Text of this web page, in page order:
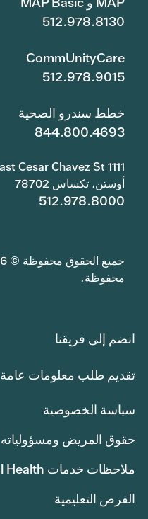
512.978.8130
CommUnityCare
512.978.9015
خطط سندرو الصحية
844.800.4693
1111 East Cesar Chavez St. 1111 East Cesar Chavez St.
أوستن، تكساس 78702
512.978.8000
محفوظة.
انضم إلى فريقنا
تقديم طلب معلومات عامة
سياسة الخصوصية
حقوق المريض ومسؤولياته
ملاحظات خدمات Central Health
الفرص التعليمية